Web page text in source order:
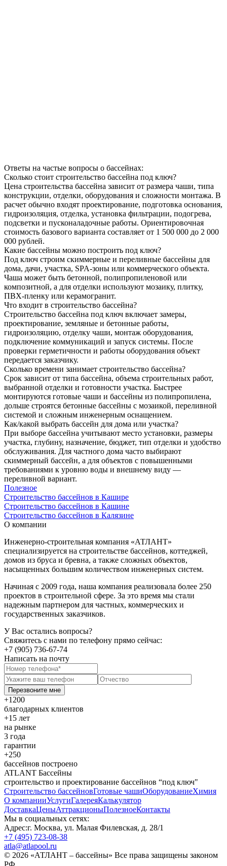
Ответы на частые вопросы о бассейнах:
Сколько стоит строительство бассейна под ключ?
Цена строительства бассейна зависит от размера чаши, типа
конструкции, отделки, оборудования и сложности монтажа. В
расчет обычно входят проектирование, подготовка основания,
гидроизоляция, отделка, установка фильтрации, подогрева,
подсветки и пусконаладочные работы. Ориентировочная
стоимость базового варианта составляет от 1 500 000 до 2 000
000 рублей.
Какие бассейны можно построить под ключ?
Под ключ строим скиммерные и переливные бассейны для
дома, дачи, участка, SPA-зоны или коммерческого объекта.
Чаша может быть бетонной, полипропиленовой или
композитной, а для отделки используют мозаику, плитку,
ПВХ-пленку или керамогранит.
Что входит в строительство бассейна?
Строительство бассейна под ключ включает замеры,
проектирование, земляные и бетонные работы,
гидроизоляцию, отделку чаши, монтаж оборудования,
подключение коммуникаций и запуск системы. После
проверки герметичности и работы оборудования объект
передается заказчику.
Сколько времени занимает строительство бассейна?
Срок зависит от типа бассейна, объема строительных работ,
выбранной отделки и готовности участка. Быстрее
монтируются готовые чаши и бассейны из полипропилена,
дольше строятся бетонные бассейны с мозаикой, переливной
системой и сложным инженерным оснащением.
Как/какой выбрать бассейн для дома или участка?
При выборе бассейна учитывают место установки, размеры
участка, глубину, назначение, бюджет, тип отделки и удобство
обслуживания. Для частного дома часто выбирают
скиммерный бассейн, а для объектов с повышенными
требованиями к уровню воды и внешнему виду —
переливной вариант.
Полезное
Строительство бассейнов в Кашире
Строительство бассейнов в Кашине
Строительство бассейнов в Калязине
О компании
Инженерно-строительная компания «АТЛАНТ»
специализируется на строительстве бассейнов, коттеджей,
домов из бруса и бревна, а также сложных объектов,
насыщенных большим количеством инженерных систем.
Начиная с 2009 года, наша компания реализовала более 250
проектов в строительной сфере. За это время мы стали
надежным партнером для частных, коммерческих и
государственных заказчиков.
У Вас остались вопросы?
Свяжитесь с нами по телефону прямо сейчас:
+7 (905) 736-67-74
Написать на почту
Перезвоните мне
+1200
благодарных клиентов
+15 лет
на рынке
3 года
гарантии
+250
бассейнов построено
ATLANT Бассейны
строительство и проектирование бассейнов “под ключ"
Строительство бассейновГотовые чашиОборудованиеХимия
О компанииУслугиГалереяКалькулятор
ДоставкаЦеныАттракционыПолезноеКонтакты
Мы в социальных сетях:
Адрес:г. Москва, ул. Малая Филевская, д. 28/1
+7 (495) 723-08-38
atla@atlapool.ru
© 2026 «АТЛАНТ – бассейны» Все права защищены законом
РФ.